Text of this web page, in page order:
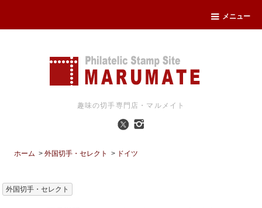
メニュー
趣味の切手専門店・マルメイト
ホーム >外国切手・セレクト > ドイツ
外国切手・セレクト